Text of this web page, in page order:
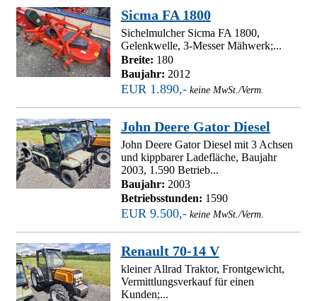
Sicma FA 1800
Sichelmulcher Sicma FA 1800,
Gelenkwelle, 3-Messer Mähwerk;...
Breite: 180
Baujahr: 2012
EUR 1.890,- keine MwSt./Verm.
John Deere Gator Diesel
John Deere Gator Diesel mit 3 Achsen
und kippbarer Ladefläche, Baujahr
2003, 1.590 Betrieb...
Baujahr: 2003
Betriebsstunden: 1590
EUR 9.500,- keine MwSt./Verm.
Renault 70-14 V
kleiner Allrad Traktor, Frontgewicht,
Vermittlungsverkauf für einen
Kunden;...